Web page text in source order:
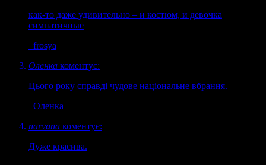
как-то даже удивительно – и костюм, и девочка
симпатичные
frosya
Оленка коментує:
Цього року справді чудове національне вбрання.
Оленка
narvana коментує:
Дуже красива.